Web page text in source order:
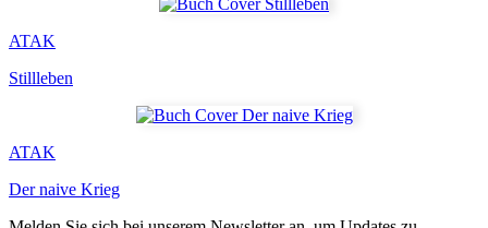
ATAK
Stillleben
ATAK
Der naive Krieg